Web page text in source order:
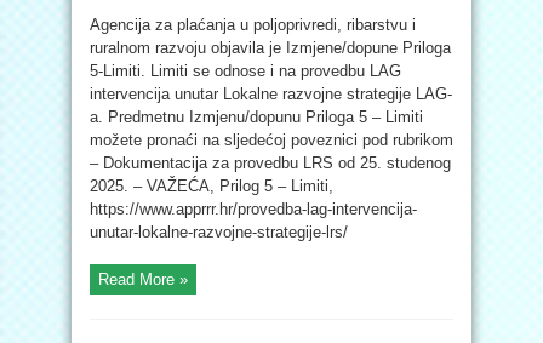
Agencija za plaćanja u poljoprivredi, ribarstvu i
ruralnom razvoju objavila je Izmjene/dopune Priloga
5-Limiti. Limiti se odnose i na provedbu LAG
intervencija unutar Lokalne razvojne strategije LAG-
a. Predmetnu Izmjenu/dopunu Priloga 5 – Limiti
možete pronaći na sljedećoj poveznici pod rubrikom
– Dokumentacija za provedbu LRS od 25. studenog
2025. – VAŽEĆA, Prilog 5 – Limiti,
https://www.apprrr.hr/provedba-lag-intervencija-
unutar-lokalne-razvojne-strategije-lrs/
Read More »